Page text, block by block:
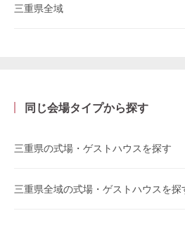
三重県全域
同じ会場タイプから探す
三重県の式場・ゲストハウスを探す
三重県全域の式場・ゲストハウスを探